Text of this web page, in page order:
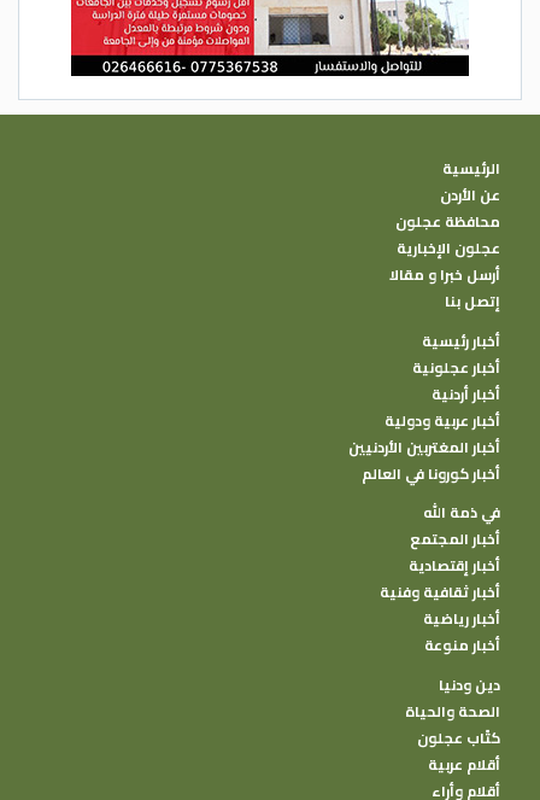
الرئيسية
عن الأردن
محافظة عجلون
عجلون الإخبارية
أرسل خبرا و مقالا
إتصل بنا
أخبار رئيسية
أخبار عجلونية
أخبار أردنية
أخبار عربية ودولية
أخبار المغتربين الأردنيين
أخبار كورونا في العالم
في ذمة الله
أخبار المجتمع
أخبار إقتصادية
أخبار ثقافية وفنية
أخبار رياضية
أخبار منوعة
دين ودنيا
الصحة والحياة
كتًاب عجلون
أقلام عربية
أقلام وأراء